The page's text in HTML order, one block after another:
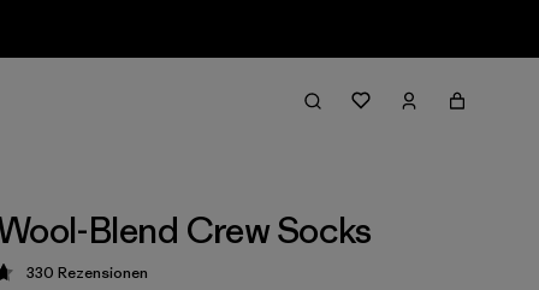
Blend Crew Socks
4.7 / 5
330 Rezensionen